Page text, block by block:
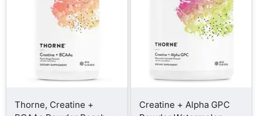
Thorne, Creatine +
Creatine + Alpha GPC